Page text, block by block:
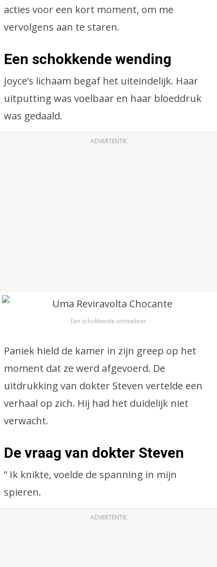
acties voor een kort moment, om me
vervolgens aan te staren.
Een schokkende wending
Joyce’s lichaam begaf het uiteindelijk. Haar
uitputting was voelbaar en haar bloeddruk
was gedaald.
ADVERTENTIE
Een schokkende ommekeer
Paniek hield de kamer in zijn greep op het
moment dat ze werd afgevoerd. De
uitdrukking van dokter Steven vertelde een
verhaal op zich. Hij had het duidelijk niet
verwacht.
De vraag van dokter Steven
” Ik knikte, voelde de spanning in mijn
spieren.
ADVERTENTIE